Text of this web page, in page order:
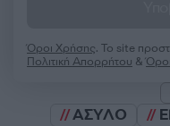
Όροι Χρήσης. Το site
Πολιτική Απορρήτου &
ΑΣΥΛΟ